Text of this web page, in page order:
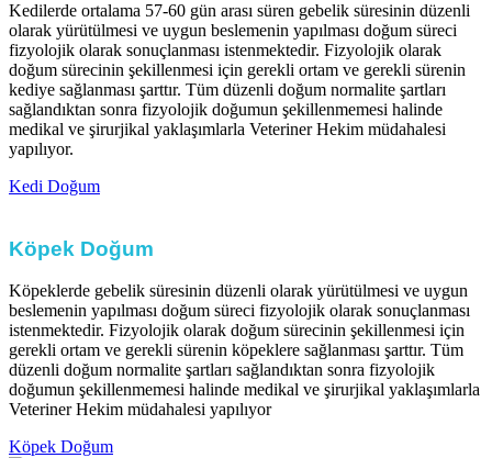
Kedilerde ortalama 57-60 gün arası süren gebelik süresinin düzenli
olarak yürütülmesi ve uygun beslemenin yapılması doğum süreci
fizyolojik olarak sonuçlanması istenmektedir. Fizyolojik olarak
doğum sürecinin şekillenmesi için gerekli ortam ve gerekli sürenin
kediye sağlanması şarttır. Tüm düzenli doğum normalite şartları
sağlandıktan sonra fizyolojik doğumun şekillenmemesi halinde
medikal ve şirurjikal yaklaşımlarla Veteriner Hekim müdahalesi
yapılıyor.​
Kedi Doğum
Köpek Doğum ​
Köpeklerde gebelik süresinin düzenli olarak yürütülmesi ve uygun
beslemenin yapılması doğum süreci fizyolojik olarak sonuçlanması
istenmektedir. Fizyolojik olarak doğum sürecinin şekillenmesi için
gerekli ortam ve gerekli sürenin köpeklere sağlanması şarttır. Tüm
düzenli doğum normalite şartları sağlandıktan sonra fizyolojik
doğumun şekillenmemesi halinde medikal ve şirurjikal yaklaşımlarla
Veteriner Hekim müdahalesi yapılıyor​
Köpek Doğum